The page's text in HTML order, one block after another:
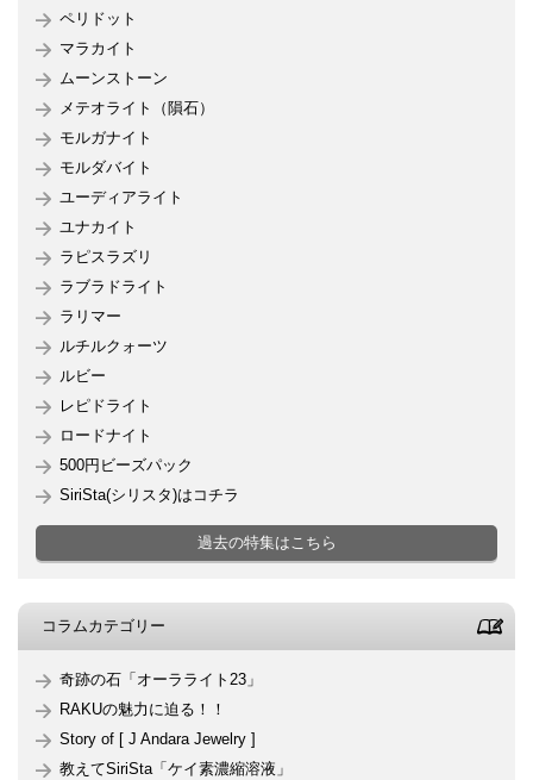
ペリドット
マラカイト
ムーンストーン
メテオライト（隕石）
モルガナイト
モルダバイト
ユーディアライト
ユナカイト
ラピスラズリ
ラブラドライト
ラリマー
ルチルクォーツ
ルビー
レピドライト
ロードナイト
500円ビーズパック
SiriSta(シリスタ)はコチラ
過去の特集はこちら
コラムカテゴリー
奇跡の石「オーラライト23」
RAKUの魅力に迫る！！
Story of [ J Andara Jewelry ]
教えてSiriSta「ケイ素濃縮溶液」